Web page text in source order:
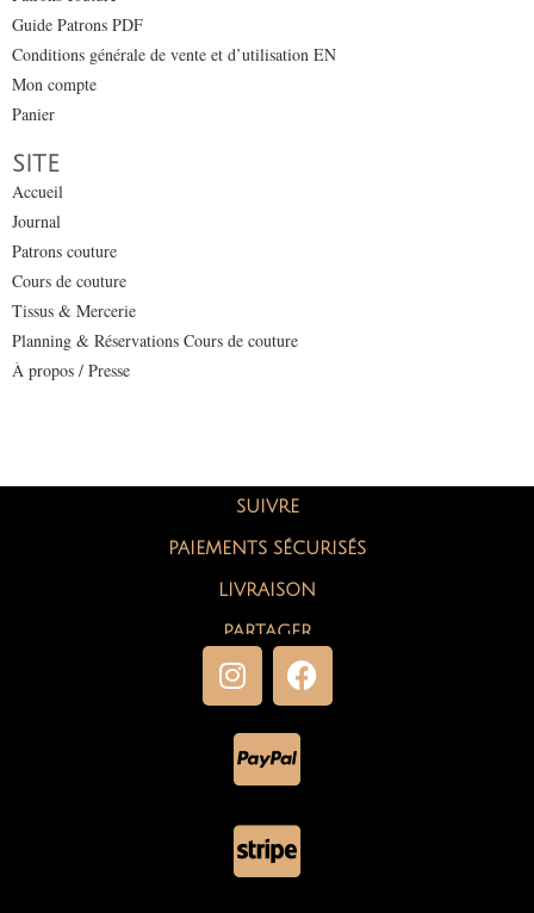
Guide Patrons PDF
Conditions générale de vente et d’utilisation EN
Mon compte
Panier
SITE
Accueil
Journal
Patrons couture
Cours de couture
Tissus & Mercerie
Planning & Réservations Cours de couture
À propos / Presse
SUIVRE
PAIEMENTS SÉCURISÉS
LIVRAISON
PARTAGER